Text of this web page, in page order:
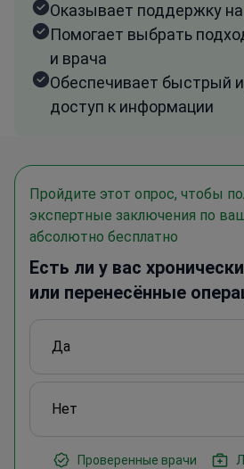
Оказывает поддержку на
Помогает выбрать
и врача
Обеспечивает быстрый
доступ к информации
Пройдите этот опрос, чтобы
экспертные заключения по
абсолютно бесплатно
Есть ли у вас
или перенесённые
Да
Нет
Проверенные врачи